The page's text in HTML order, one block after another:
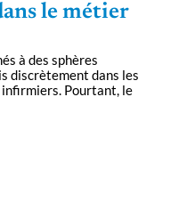
le métier
à des sphères
discrètement dans les
Pourtant, le